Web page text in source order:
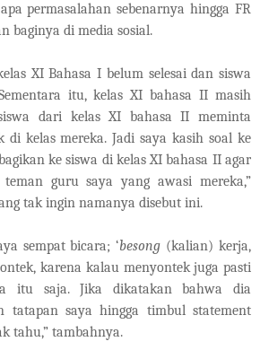
permasalahan sebenarnya hingga FR
baginya di media sosial.
XI Bahasa I belum selesai dan siswa
itu, kelas XI bahasa II masih
dari kelas XI bahasa II meminta
di kelas mereka. Jadi saya kasih soal ke
ke siswa di kelas XI bahasa II agar
guru saya yang awasi mereka,”
tak ingin namanya disebut ini.
sempat bicara; ‘besong (kalian) kerja,
karena kalau menyontek juga pasti
itu saja. Jika dikatakan bahwa dia
tatapan saya hingga timbul statement
tahu,” tambahnya.